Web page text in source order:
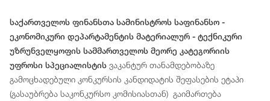
საქართველოს ფინანსთა სამინისტროს საფინანსო -
ეკონომიკური დეპარტამენტის მატერიალურ - ტექნიკური
უზრუნველყოფის სამმართველოს მეორე კატეგორიის
უფროსი სპეციალისტის ვაკანტურ თანამდებობაზე
გამოცხადებული კონკურსის კანდიდატის შეფასების ეტაპი
(გასაუბრება საკონკურსო კომისიასთან) გაიმართება